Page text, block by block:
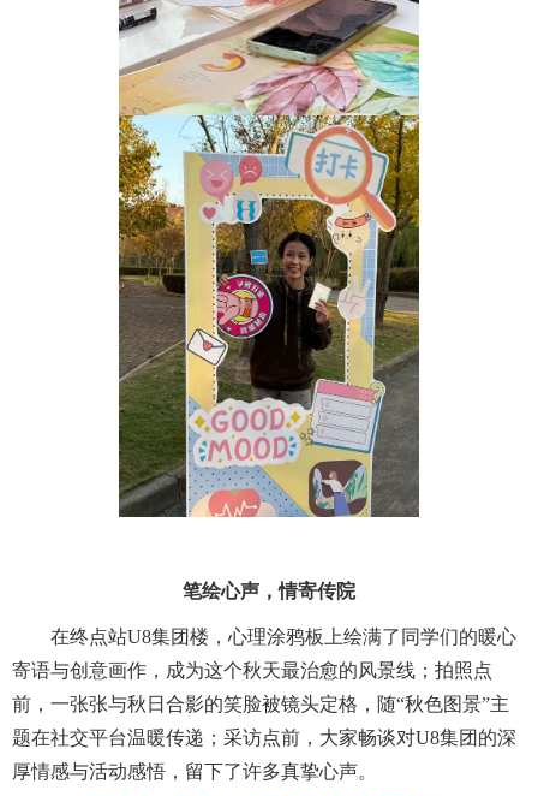
笔绘心声，情寄传院
在终点站U8集团楼，心理涂鸦板上绘满了同学们的暖心
寄语与创意画作，成为这个秋天最治愈的风景线；拍照点
前，一张张与秋日合影的笑脸被镜头定格，随“秋色图景”主
题在社交平台温暖传递；采访点前，大家畅谈对U8集团的深
厚情感与活动感悟，留下了许多真挚心声。